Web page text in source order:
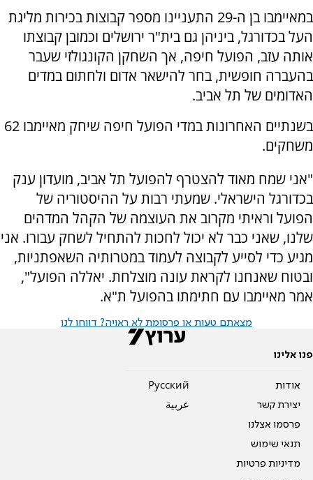
במאיימבו בן ה-29 התעניינו מספר קבוצות בכירות מליגת
העל בכדורגל, ביניהן גם בית"ר ירושלים וכמובן קבוצתו
אותה עזב, הפועל חיפה, אך השחקן הקונגולזי שעבר
בהעברה חופשית, בחר להישאר אדום ולחתום במדים
האדומים של תל אביב.
בשנתיים האחרונות במדי הפועל חיפה שיחק מאיימבו 62
משחקים.
"אני שמח מאוד להצטרף להפועל תל אביב, מועדון ענק
בכדורגל הישראלי. שמעתי רבות על ההיסטוריה של
הפועל וראיתי מקרוב את העוצמה של הקהל המדהים
שלנו, שאני כבר לא יכול לחכות להתחיל לשחק עבורו. אני
מגיע כדי לסייע לקבוצה לעמוד במטרותיה השאפתניות,
ובטוח שאנחנו לקראת עונה מוצלחת. יאללה הפועל",
אמר מאיימבו עם חתימתו בהפועל ת"א.
מצאתם טעות או פרסומת לא ראויה? דווחו לנו
פנו אלינו
אודות
יצירת קשר
פרסמו אצלנו
תנאי שימוש
מדיניות פרטיות
Pусский
عربية